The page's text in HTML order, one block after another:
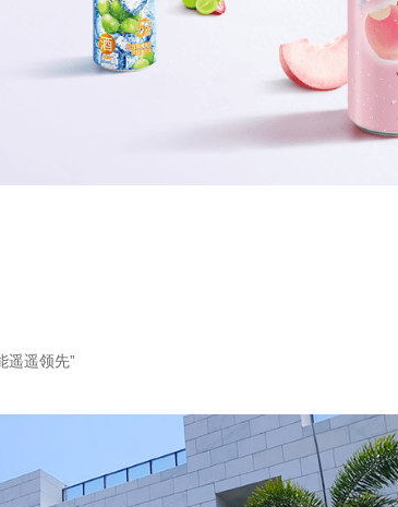
遥遥领先”